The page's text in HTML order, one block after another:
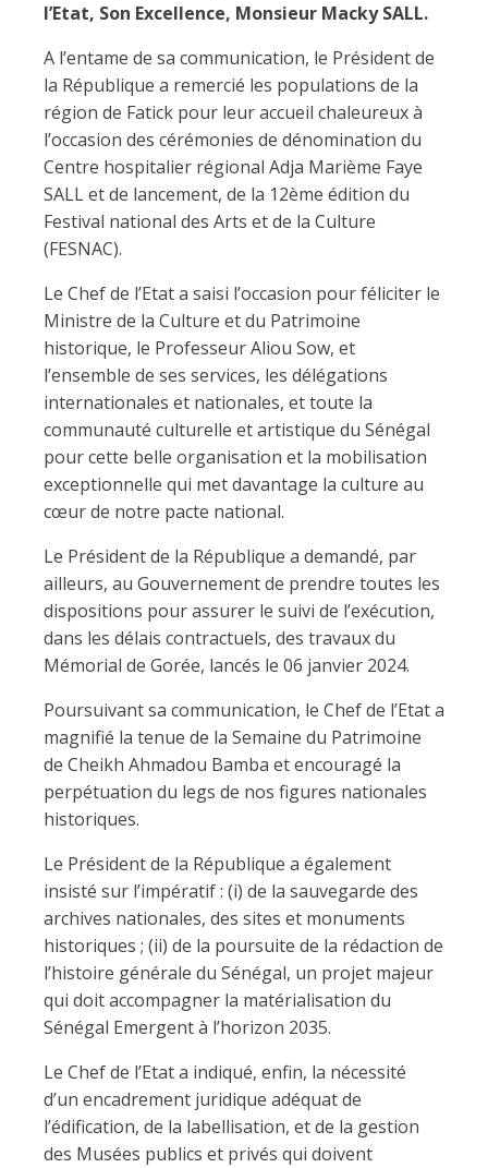
l’Etat, Son Excellence, Monsieur Macky SALL.
A l’entame de sa communication, le Président de
la République a remercié les populations de la
région de Fatick pour leur accueil chaleureux à
l’occasion des cérémonies de dénomination du
Centre hospitalier régional Adja Marième Faye
SALL et de lancement, de la 12ème édition du
Festival national des Arts et de la Culture
(FESNAC).
Le Chef de l’Etat a saisi l’occasion pour féliciter le
Ministre de la Culture et du Patrimoine
historique, le Professeur Aliou Sow, et
l’ensemble de ses services, les délégations
internationales et nationales, et toute la
communauté culturelle et artistique du Sénégal
pour cette belle organisation et la mobilisation
exceptionnelle qui met davantage la culture au
cœur de notre pacte national.
Le Président de la République a demandé, par
ailleurs, au Gouvernement de prendre toutes les
dispositions pour assurer le suivi de l’exécution,
dans les délais contractuels, des travaux du
Mémorial de Gorée, lancés le 06 janvier 2024.
Poursuivant sa communication, le Chef de l’Etat a
magnifié la tenue de la Semaine du Patrimoine
de Cheikh Ahmadou Bamba et encouragé la
perpétuation du legs de nos figures nationales
historiques.
Le Président de la République a également
insisté sur l’impératif : (i) de la sauvegarde des
archives nationales, des sites et monuments
historiques ; (ii) de la poursuite de la rédaction de
l’histoire générale du Sénégal, un projet majeur
qui doit accompagner la matérialisation du
Sénégal Emergent à l’horizon 2035.
Le Chef de l’Etat a indiqué, enfin, la nécessité
d’un encadrement juridique adéquat de
l’édification, de la labellisation, et de la gestion
des Musées publics et privés qui doivent